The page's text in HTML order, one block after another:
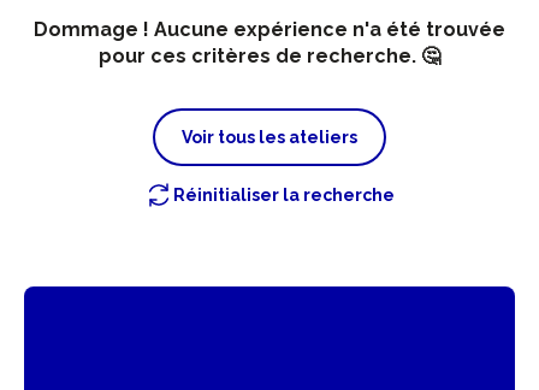
Dommage ! Aucune expérience n'a été trouvée
pour ces critères de recherche. 🤔
Voir tous les ateliers
Réinitialiser la recherche